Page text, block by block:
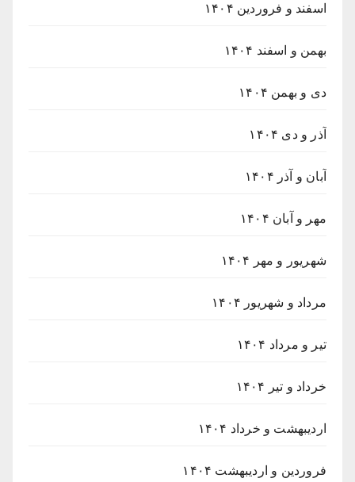
اسفند و فروردین ۱۴۰۴
بهمن و اسفند ۱۴۰۴
دی و بهمن ۱۴۰۴
آذر و دی ۱۴۰۴
آبان و آذر ۱۴۰۴
مهر و آبان ۱۴۰۴
شهریور و مهر ۱۴۰۴
مرداد و شهریور ۱۴۰۴
تیر و مرداد ۱۴۰۴
خرداد و تیر ۱۴۰۴
اردیبهشت و خرداد ۱۴۰۴
فروردین و اردیبهشت ۱۴۰۴